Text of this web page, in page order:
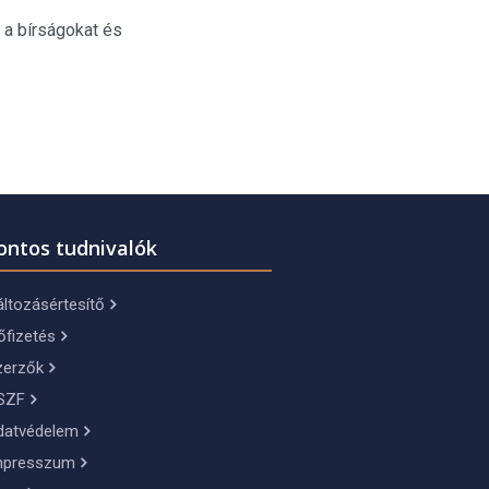
bírságokat és
tudnivalók